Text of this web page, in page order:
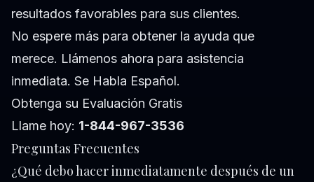
resultados favorables para sus clientes.
No espere más para obtener la ayuda que
merece. Llámenos ahora para asistencia
inmediata. Se Habla Español.
Obtenga su Evaluación Gratis
Llame hoy: 1-844-967-3536
Preguntas Frecuentes
¿Qué debo hacer inmediatamente después de un